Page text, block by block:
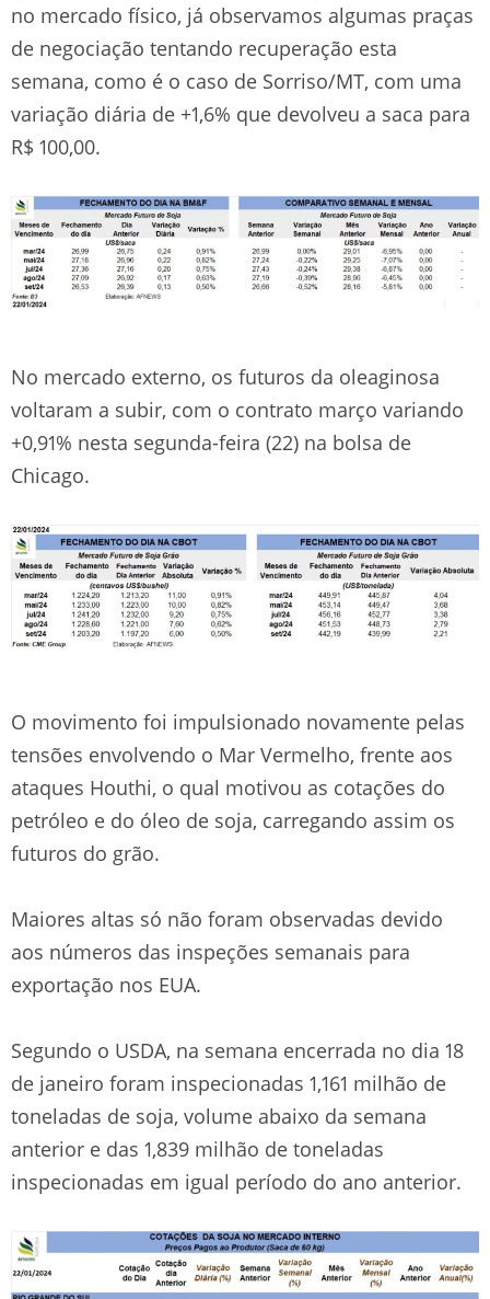
no mercado físico, já observamos algumas praças
de negociação tentando recuperação esta
semana, como é o caso de Sorriso/MT, com uma
variação diária de +1,6% que devolveu a saca para
R$ 100,00.
No mercado externo, os futuros da oleaginosa
voltaram a subir, com o contrato março variando
+0,91% nesta segunda-feira (22) na bolsa de
Chicago.
O movimento foi impulsionado novamente pelas
tensões envolvendo o Mar Vermelho, frente aos
ataques Houthi, o qual motivou as cotações do
petróleo e do óleo de soja, carregando assim os
futuros do grão.
Maiores altas só não foram observadas devido
aos números das inspeções semanais para
exportação nos EUA.
Segundo o USDA, na semana encerrada no dia 18
de janeiro foram inspecionadas 1,161 milhão de
toneladas de soja, volume abaixo da semana
anterior e das 1,839 milhão de toneladas
inspecionadas em igual período do ano anterior.